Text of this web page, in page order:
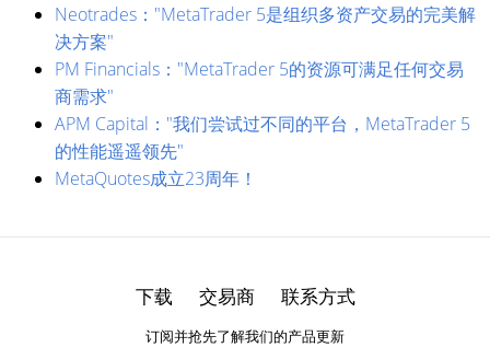
Neotrades："MetaTrader 5是组织多资产交易的完美解
决方案"
PM Financials："MetaTrader 5的资源可满足任何交易
商需求"
APM Capital："我们尝试过不同的平台，MetaTrader 5
的性能遥遥领先"
MetaQuotes成立23周年！
下载 交易商 联系方式
订阅并抢先了解我们的产品更新